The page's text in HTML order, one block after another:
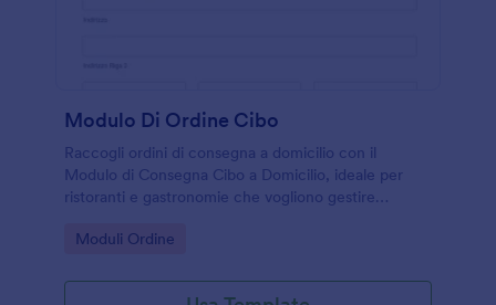
Modulo Di Ordine Cibo
Raccogli ordini di consegna a domicilio con il
Modulo di Consegna Cibo a Domicilio, ideale per
ristoranti e gastronomie che vogliono gestire
Go to Category:
Moduli Ordine